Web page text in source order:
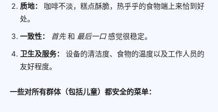
质地：
咖啡不淡，糕点酥脆，热乎乎的食物端上来恰到好
处。
一致性：
首先和 最后一口感觉很稳定。
卫生及服务：
设备的清洁度、食物的温度以及工作人员的
友好程度。
一些对所有群体（包括儿童）都安全的菜单：